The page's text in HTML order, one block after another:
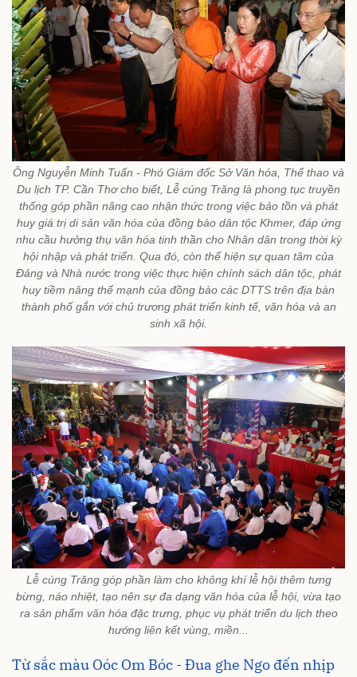
Ông Nguyễn Minh Tuấn - Phó Giám đốc Sở Văn hóa, Thể thao và
Du lịch TP. Cần Thơ cho biết, Lễ cúng Trăng là phong tục truyền
thống góp phần nâng cao nhận thức trong việc bảo tồn và phát
huy giá trị di sản văn hóa của đồng bào dân tộc Khmer, đáp ứng
nhu cầu hưởng thụ văn hóa tinh thần cho Nhân dân trong thời kỳ
hội nhập và phát triển. Qua đó, còn thể hiện sự quan tâm của
Đảng và Nhà nước trong việc thực hiện chính sách dân tộc, phát
huy tiềm năng thế mạnh của đồng bào các DTTS trên địa bàn
thành phố gắn với chủ trương phát triển kinh tế, văn hóa và an
sinh xã hội.
Lễ cúng Trăng góp phần làm cho không khí lễ hội thêm tưng
bừng, náo nhiệt, tạo nên sự đa dạng văn hóa của lễ hội, vừa tạo
ra sản phẩm văn hóa đặc trưng, phục vụ phát triển du lịch theo
hướng liên kết vùng, miền...
Từ sắc màu Oóc Om Bóc - Đua ghe Ngo đến nhịp